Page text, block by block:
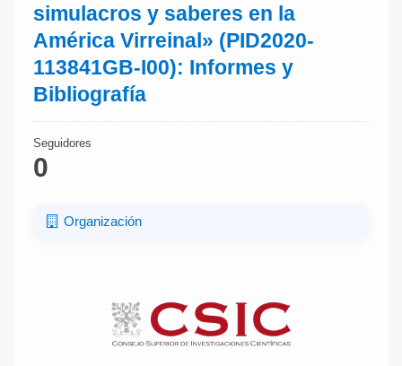
simulacros y saberes en la
América Virreinal» (PID2020-
113841GB-I00): Informes y
Bibliografía
Seguidores
0
Organización